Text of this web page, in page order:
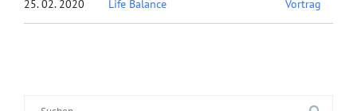
25. 02. 2020 Life Balance Vortrag